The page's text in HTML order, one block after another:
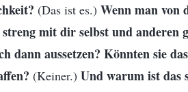
(Das ist es.) Wenn man von
mit dir selbst und anderen
dann aussetzen? Könnten sie
(Keiner.) Und warum ist das